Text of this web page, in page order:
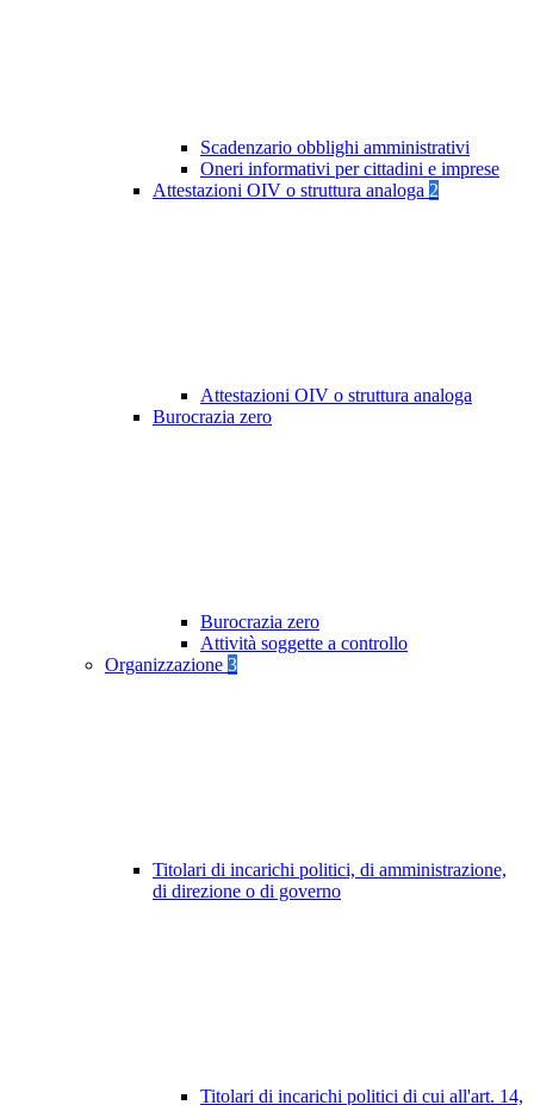
Scadenzario obblighi amministrativi
Oneri informativi per cittadini e imprese
Attestazioni OIV o struttura analoga 2
Attestazioni OIV o struttura analoga
Burocrazia zero
Burocrazia zero
Attività soggette a controllo
Organizzazione 3
Titolari di incarichi politici, di amministrazione,
di direzione o di governo
Titolari di incarichi politici di cui all'art. 14,